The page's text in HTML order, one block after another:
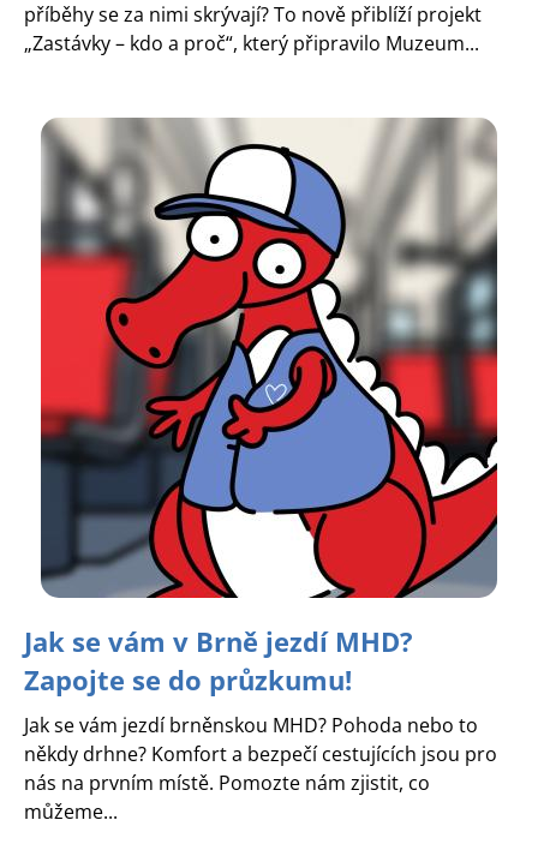
příběhy se za nimi skrývají? To nově přiblíží projekt
„Zastávky – kdo a proč“, který připravilo Muzeum...
Jak se vám v Brně jezdí MHD?
Zapojte se do průzkumu!
Jak se vám jezdí brněnskou MHD? Pohoda nebo to
někdy drhne? Komfort a bezpečí cestujících jsou pro
nás na prvním místě. Pomozte nám zjistit, co
můžeme...